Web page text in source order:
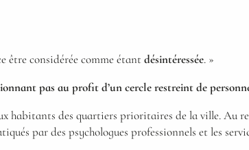
être considérée comme étant désintéressée. »
pas au profit d’un cercle restreint de
habitants des quartiers prioritaires de la ville. Au
par des psychologues professionnels et les